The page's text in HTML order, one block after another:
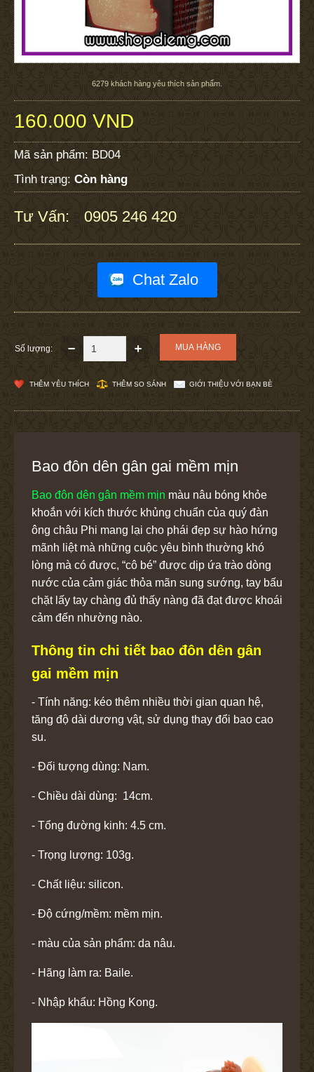
6279 khách hàng yêu thích sản phẩm.
160.000 VND
Mã sản phẩm: BD04
Tình trạng: Còn hàng
Tư Vấn: 0905 246 420
Chat Zalo
Số lượng:
THÊM YÊU THÍCH THÊM SO SÁNH GIỚI THIỆU VỚI BẠN BÈ
Bao đôn dên gân gai mềm mịn
Bao đôn dên gân mềm mịn màu nâu bóng khỏe
khoắn với kích thước khủng chuẩn của quý đàn
ông châu Phi mang lại cho phái đẹp sự hào hứng
mãnh liệt mà những cuộc yêu bình thường khó
lòng mà có được, “cô bé” được dịp ứa trào dòng
nước của cảm giác thỏa mãn sung sướng, tay bấu
chặt lấy tay chàng đủ thấy nàng đã đạt được khoái
cảm đến nhường nào.
Thông tin chi tiết bao đôn dên gân
gai mềm mịn
- Tính năng: kéo thêm nhiều thời gian quan hệ,
tăng độ dài dương vật, sử dụng thay đổi bao cao
su.
- Đối tượng dùng: Nam.
- Chiều dài dùng: 14cm.
- Tổng đường kinh: 4.5 cm.
- Trọng lượng: 103g.
- Chất liệu: silicon.
- Độ cứng/mềm: mềm mịn.
- màu của sản phẩm: da nâu.
- Hãng làm ra: Baile.
- Nhập khẩu: Hồng Kong.